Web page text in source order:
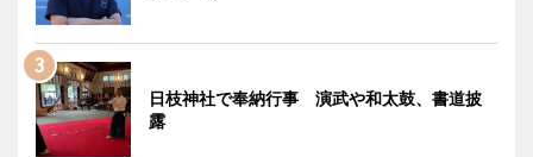
日枝神社で奉納行事 演武や和太鼓、書道披
露